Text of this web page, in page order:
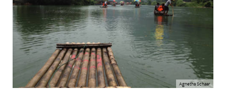
Agnetha Schaar